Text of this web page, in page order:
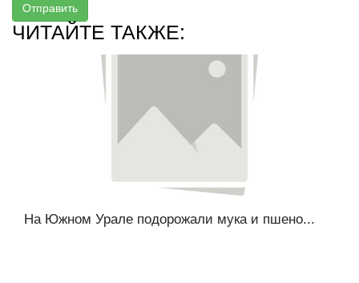
Отправить
ЧИТАЙТЕ ТАКЖЕ:
На Южном Урале подорожали мука и пшено...